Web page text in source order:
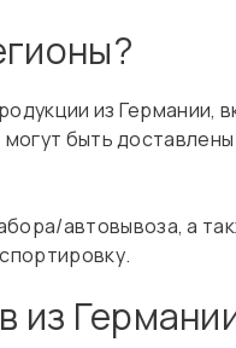
из Германии,
быть
автовывоза, а
из